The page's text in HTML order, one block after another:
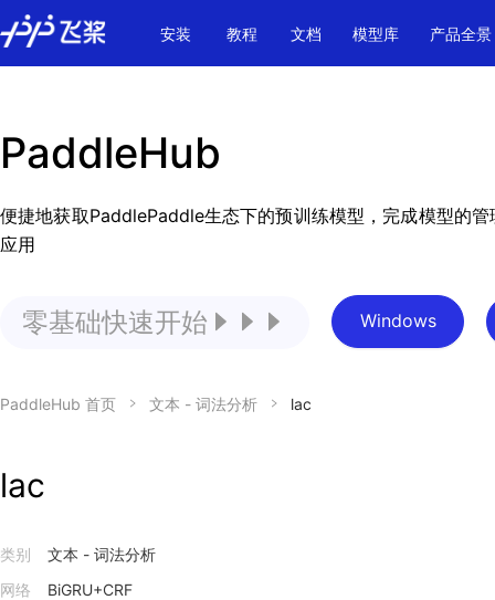
\u200E
安装
教程 文档 模型库 产品全景
PaddleHub
便捷地获取PaddlePaddle生态下的预训练模型，完成模型的
应用
零基础快速开始 Windows
PaddleHub 首页 文本 - 词法分析 lac
lac
类别
文本 - 词法分析
网络
BiGRU+CRF